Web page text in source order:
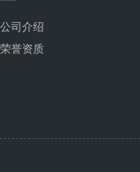
公司介绍
荣誉资质